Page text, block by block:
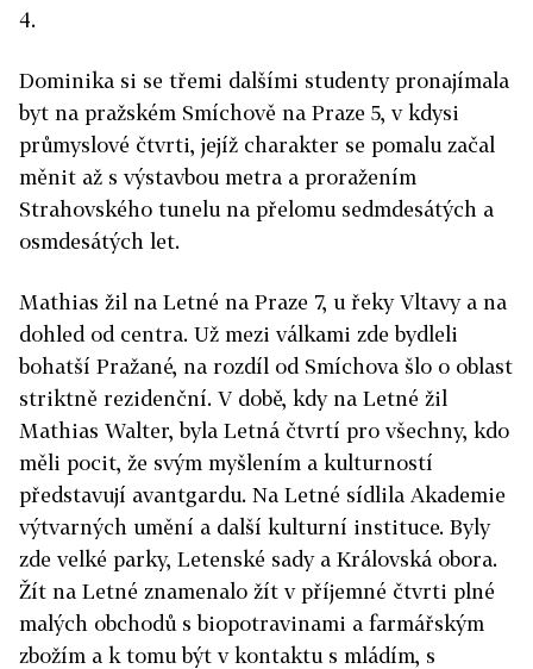
4.
Dominika si se třemi dalšími studenty pronajímala
byt na pražském Smíchově na Praze 5, v kdysi
průmyslové čtvrti, jejíž charakter se pomalu začal
měnit až s výstavbou metra a proražením
Strahovského tunelu na přelomu sedmdesátých a
osmdesátých let.
Mathias žil na Letné na Praze 7, u řeky Vltavy a na
dohled od centra. Už mezi válkami zde bydleli
bohatší Pražané, na rozdíl od Smíchova šlo o oblast
striktně rezidenční. V době, kdy na Letné žil
Mathias Walter, byla Letná čtvrtí pro všechny, kdo
měli pocit, že svým myšlením a kulturností
představují avantgardu. Na Letné sídlila Akademie
výtvarných umění a další kulturní instituce. Byly
zde velké parky, Letenské sady a Královská obora.
Žít na Letné znamenalo žít v příjemné čtvrti plné
malých obchodů s biopotravinami a farmářským
zbožím a k tomu být v kontaktu s mládím, s